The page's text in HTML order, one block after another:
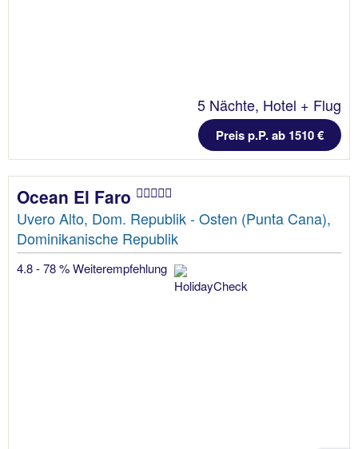
5 Nächte, Hotel + Flug
Preis p.P. ab 1510 €
Ocean El Faro
Uvero Alto, Dom. Republik - Osten (Punta Cana),
Dominikanische Republik
4.8 - 78 % Weiterempfehlung